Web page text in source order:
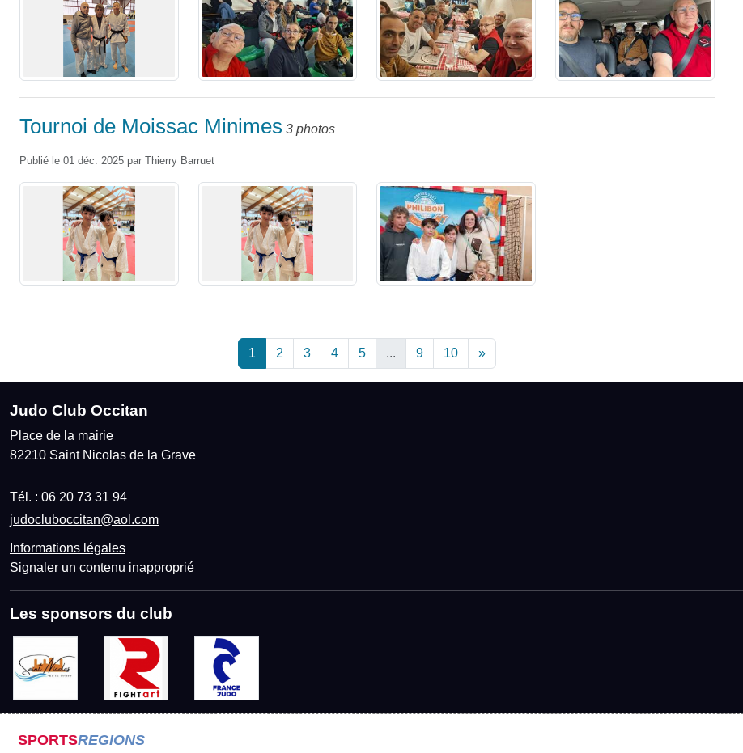
Tournoi de Moissac Minimes 3 photos
Publié le 01 déc. 2025 par Thierry Barruet
1 2 3 4 5 ... 9 10 »
Judo Club Occitan
Place de la mairie
82210 Saint Nicolas de la Grave
Tél. : 06 20 73 31 94
judocluboccitan@aol.com
Informations légales
Signaler un contenu inapproprié
Les sponsors du club
SPORTSREGIONS